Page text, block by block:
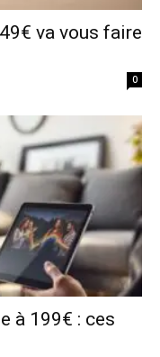
va vous faire
0
à 199€ : ces